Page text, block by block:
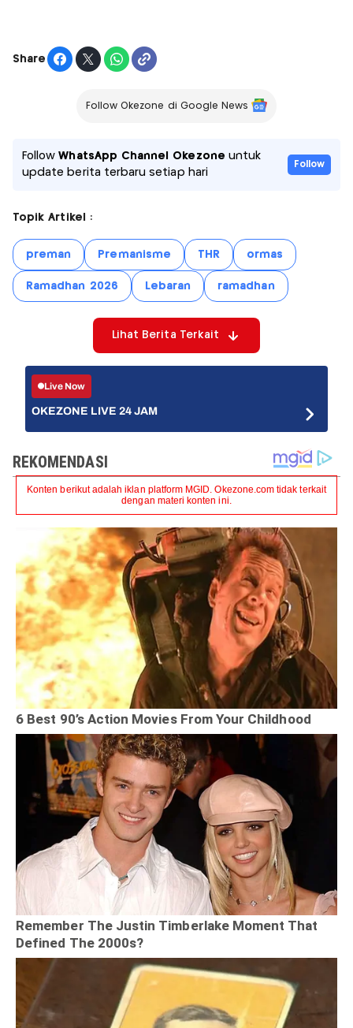
Share
Follow Okezone di Google News
FollowWhatsApp Channel Okezone untuk
update berita terbaru setiap hari
Follow
Topik Artikel :
preman Premanisme THR ormas
Ramadhan 2026 Lebaran ramadhan
Lihat Berita Terkait
Live Now
OKEZONE LIVE 24 JAM